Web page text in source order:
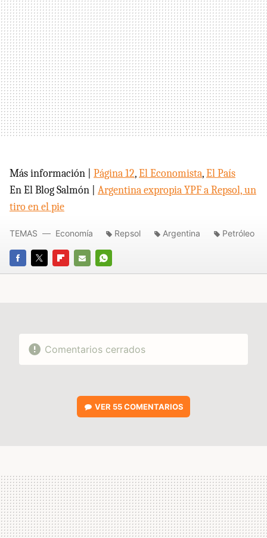
Más información | Página 12,El Economista,El País
En El Blog Salmón | Argentina expropiaYPFa Repsol, un
tiro en el pie
FACEBOOK
TWITTERFLIPBOARD
E-
WHATSAPP
TEMAS Economía Repsol Argentina Petróleo
Comentarios cerrados
VER 55 COMENTARIOS